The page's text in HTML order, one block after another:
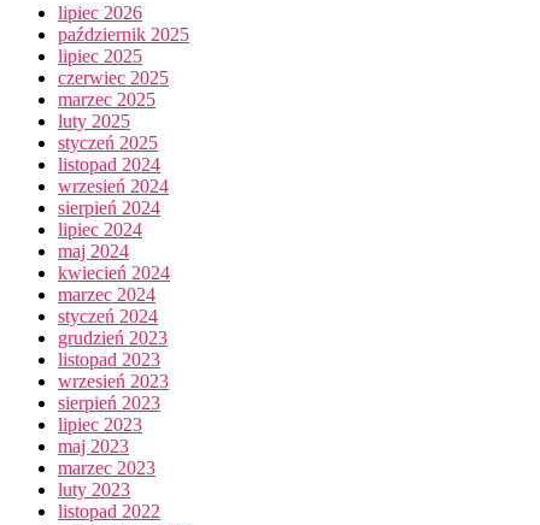
lipiec 2026
październik 2025
lipiec 2025
czerwiec 2025
marzec 2025
luty 2025
styczeń 2025
listopad 2024
wrzesień 2024
sierpień 2024
lipiec 2024
maj 2024
kwiecień 2024
marzec 2024
styczeń 2024
grudzień 2023
listopad 2023
wrzesień 2023
sierpień 2023
lipiec 2023
maj 2023
marzec 2023
luty 2023
listopad 2022